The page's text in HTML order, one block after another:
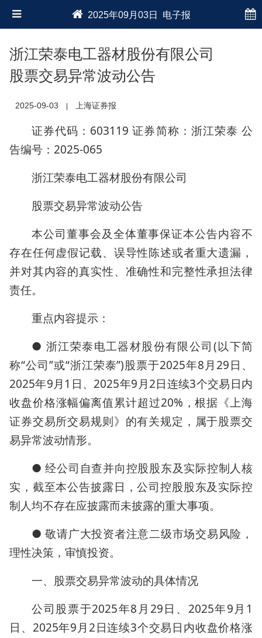
2025年09月03日 电子报
浙江荣泰电工器材股份有限公司
股票交易异常波动公告
2025-09-03 上海证券报
证券代码：603119 证券简称：浙江荣泰 公
告编号：2025-065
浙江荣泰电工器材股份有限公司
股票交易异常波动公告
本公司董事会及全体董事保证本公告内容不
存在任何虚假记载、误导性陈述或者重大遗漏，
并对其内容的真实性、准确性和完整性承担法律
责任。
重点内容提示：
● 浙江荣泰电工器材股份有限公司(以下简
称“公司”或“浙江荣泰”)股票于2025年8月29日、
2025年9月1日、2025年9月2日连续3个交易日内
收盘价格涨幅偏离值累计超过20%，根据《上海
证券交易所交易规则》的有关规定，属于股票交
易异常波动情形。
● 经公司自查并向控股股东及实际控制人核
实，截至本公告披露日，公司控股股东及实际控
制人均不存在应披露而未披露的重大事项。
● 敬请广大投资者注意二级市场交易风险，
理性决策，审慎投资。
一、股票交易异常波动的具体情况
公司股票于2025年8月29日、2025年9月1
日、2025年9月2日连续3个交易日内收盘价格涨